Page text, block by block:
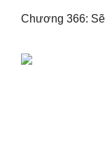
Chương 366: